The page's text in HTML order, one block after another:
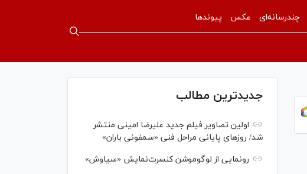
چندرسانه‌ای عکس پیوندها
جدیدترین مطالب
اولین تصاویر فیلم جدید علیرضا امینی منتشر
شد/ روز‌های پایانی مراحل فنی «سمفونی باران»
رونمایی از لوگوموشن کنسرت‌نمایش «سیاوش»